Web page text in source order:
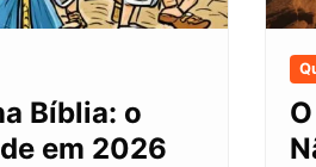
Bíblia: o
em 2026